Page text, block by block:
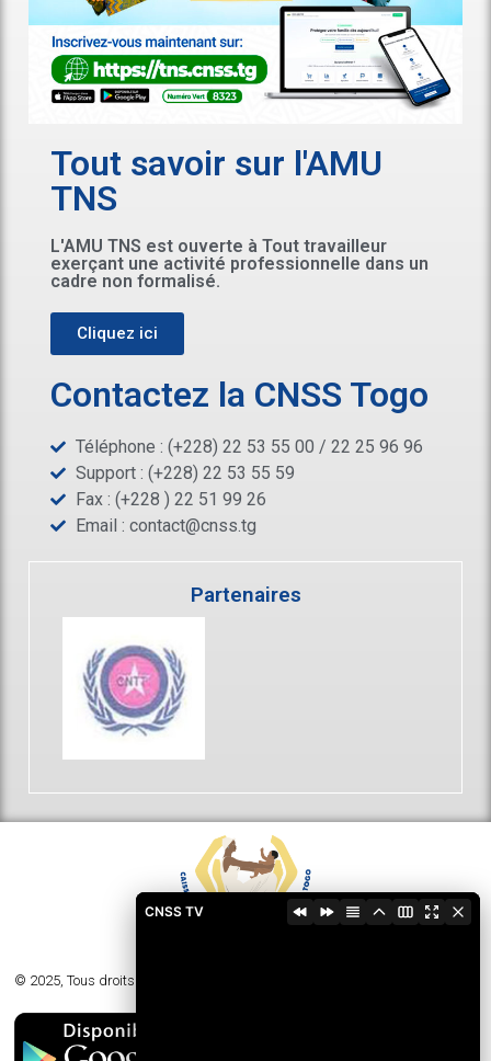
Tout savoir sur l'AMU
TNS
L'AMU TNS est ouverte à Tout travailleur
exerçant une activité professionnelle dans un
cadre non formalisé.
Cliquez ici
Contactez la CNSS Togo
Téléphone : (+228) 22 53 55 00 / 22 25 96 96
Support : (+228) 22 53 55 59
Fax : (+228 ) 22 51 99 26
Email : contact@cnss.tg
Partenaires
© 2025, Tous droits réservés - Caisse Nationale de Sécurité Sociale du Togo
CNSS TV